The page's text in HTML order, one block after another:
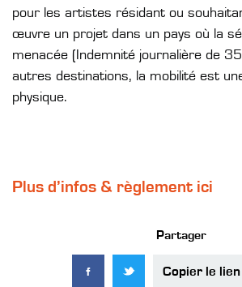
pour les artistes résidant ou
œuvre un projet dans un pays où la
menacée (Indemnité journalière de
autres destinations, la mobilité est
physique.
Plus d’infos & règlement ici
Partager
Copier le lien